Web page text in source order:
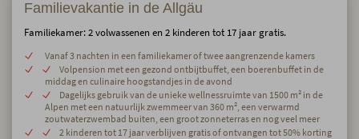
Familievakantie in de Allgäu
Familiekamer: 2 volwassenen en 2 kinderen tot 17 jaar gratis.
Vanaf 3 nachten in een familiekamer of twee aangrenzende kamers
Volpension met een gezond ontbijtbuffet, een boerenbuffet in de
middag en culinaire hoogstandjes in de avond
Dagelijks gebruik van de unieke wellnessruimte van 1500 m² in de
Alpen met een natuurlijk zwemmeer van 360 m², een verwarmd
zoutwaterzwembad buiten, een groot zonneterras en nog veel meer
2 kinderen tot 17 jaar verblijven gratis of ontvangen tot 50% korting